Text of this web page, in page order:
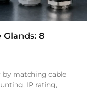
8
by matching cable
IP rating,